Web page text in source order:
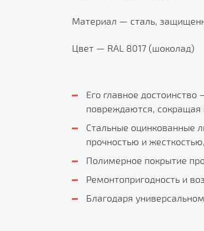
Материал — сталь,
Цвет — RAL 8017 (шоколад)
Его главное
повреждаются, сокращая
Стальные оцинкованные
прочностью и
Полимерное покрытие
Ремонтопригодность и
Благодаря